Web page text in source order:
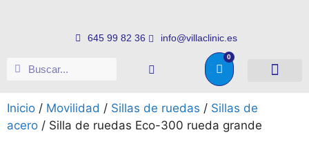
645 99 82 36 info@villaclinic.es
0
Inicio / Movilidad / Sillas de ruedas / Sillas de
acero / Silla de ruedas Eco-300 rueda grande